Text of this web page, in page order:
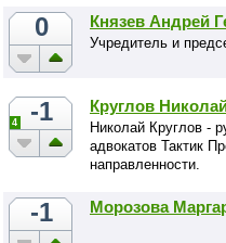
0 Князев Андрей
Учредитель и
-1
4
Круглов
Николай Круглов -
адвокатов Тактик
направленности.
-1 Морозова